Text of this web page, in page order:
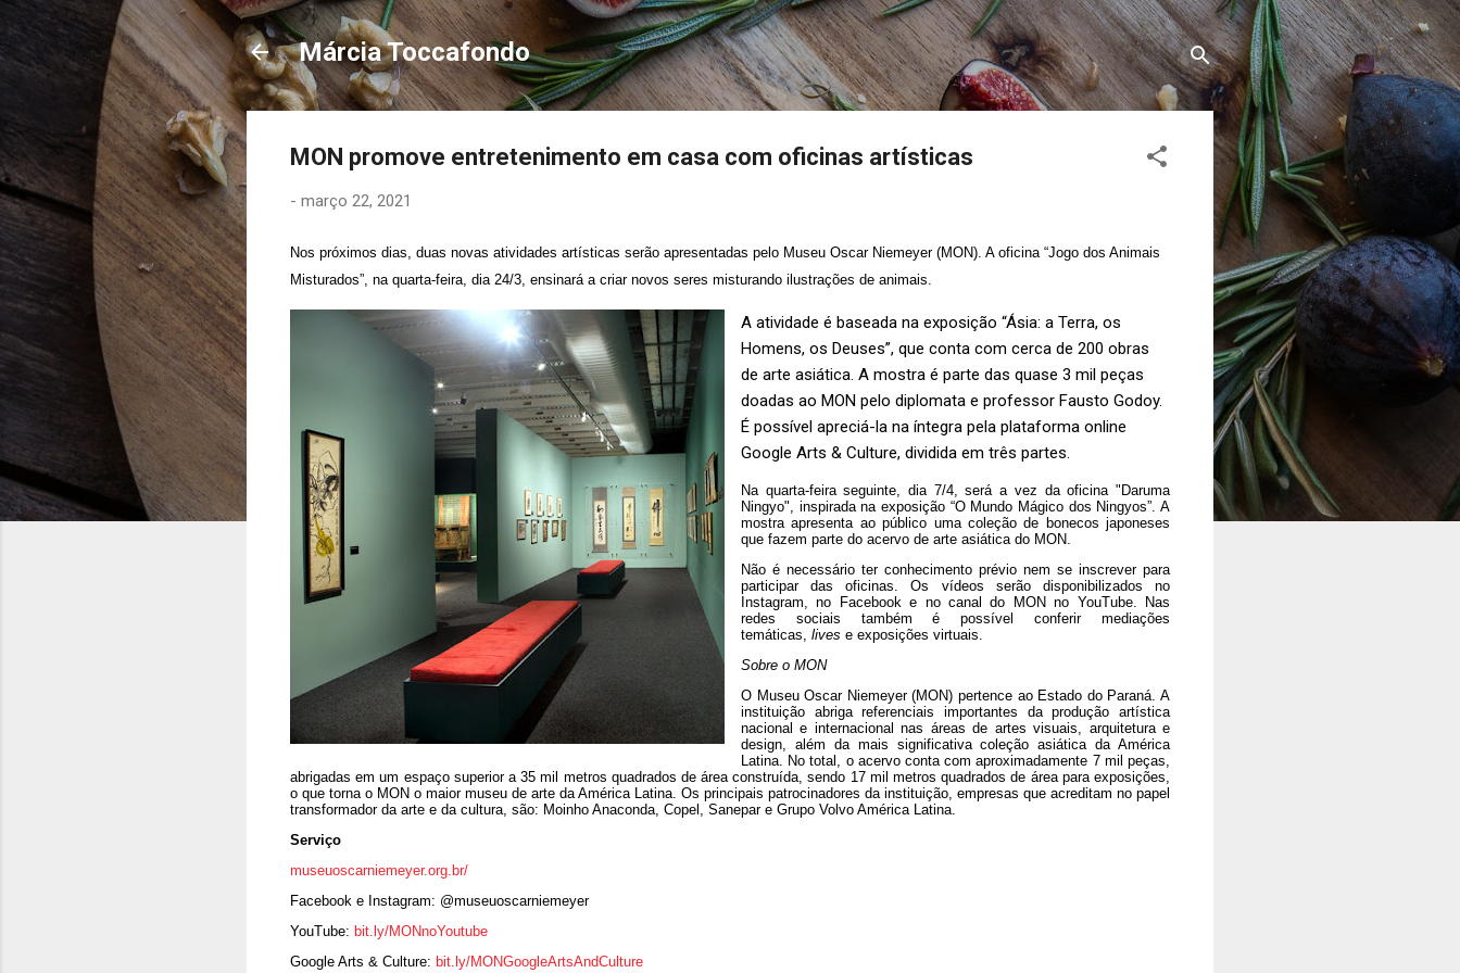
Pular para o conteúdo principal
Márcia Toccafondo
MON promove entretenimento em casa com oficinas artísticas
- março 22, 2021
Nos próximos dias, duas novas atividades artísticas serão apresentadas pelo Museu Oscar Niemeyer (MON). A oficina “Jogo dos Animais
Misturados”, na quarta-feira, dia 24/3, ensinará a criar novos seres misturando ilustrações de animais.
A atividade é baseada na exposição “Ásia: a Terra, os
Homens, os Deuses”, que conta com cerca de 200 obras
de arte asiática. A mostra é parte das quase 3 mil peças
doadas ao MON pelo diplomata e professor Fausto Godoy.
É possível apreciá-la na íntegra pela plataforma online
Google Arts & Culture, dividida em três partes.
Na quarta-feira seguinte, dia 7/4, será a vez da oficina "Daruma
Ningyo", inspirada na exposição “O Mundo Mágico dos Ningyos”. A
mostra apresenta ao público uma coleção de bonecos japoneses
que fazem parte do acervo de arte asiática do MON.
Não é necessário ter conhecimento prévio nem se inscrever para
participar das oficinas. Os vídeos serão disponibilizados no
Instagram, no Facebook e no canal do MON no YouTube. Nas
redes sociais também é possível conferir mediações
temáticas, lives e exposições virtuais.
Sobre o MON
O Museu Oscar Niemeyer (MON) pertence ao Estado do Paraná. A
instituição abriga referenciais importantes da produção artística
nacional e internacional nas áreas de artes visuais, arquitetura e
design, além da mais significativa coleção asiática da América
Latina. No total, o acervo conta com aproximadamente 7 mil peças,
abrigadas em um espaço superior a 35 mil metros quadrados de área construída, sendo 17 mil metros quadrados de área para exposições,
o que torna o MON o maior museu de arte da América Latina. Os principais patrocinadores da instituição, empresas que acreditam no papel
transformador da arte e da cultura, são: Moinho Anaconda, Copel, Sanepar e Grupo Volvo América Latina.
Serviço
museuoscarniemeyer.org.br/
Facebook e Instagram: @museuoscarniemeyer
YouTube: bit.ly/MONnoYoutube
Google Arts & Culture: bit.ly/MONGoogleArtsAndCulture